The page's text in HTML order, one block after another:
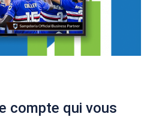
compte qui vous